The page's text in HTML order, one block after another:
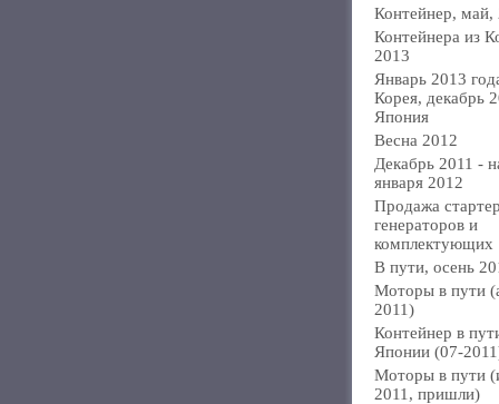
Контейнер, май,
Контейнера из
2013
Январь 2013
Корея, декабрь
Япония
Весна 2012
Декабрь 2011 -
января 2012
Продажа
генераторов и
комплектующих
В пути, осень
Моторы в пути
2011)
Контейнер в
Японии (07-
Моторы в пути
2011, пришли)